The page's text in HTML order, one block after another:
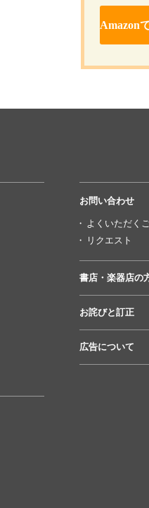
Amazon
お問い合わせ
よくいただく
リクエスト
書店・楽器店の
お詫びと訂正
広告について